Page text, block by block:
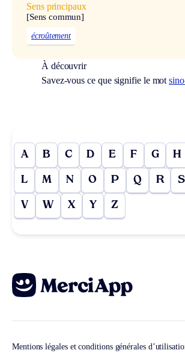
Sens principaux
[Sens commun]
écroûtement
À découvrir
Savez-vous ce que signifie le mot
A B C D E F G H
L M N O P Q R S
V W X Y Z
Mentions légales et conditions générales